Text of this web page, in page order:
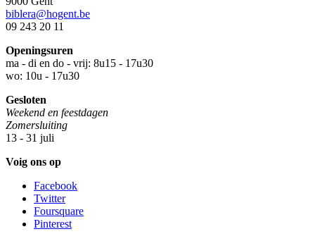
Bibliotheken.
biblera@hogent.be
09 243 20 11
Openingsuren
ma - di en do - vrij: 8u15 - 17u30
wo: 10u - 17u30
Gesloten
Weekend en feestdagen
Zomersluiting
13 - 31 juli
Volg ons op
Facebook
Twitter
Foursquare
Pinterest